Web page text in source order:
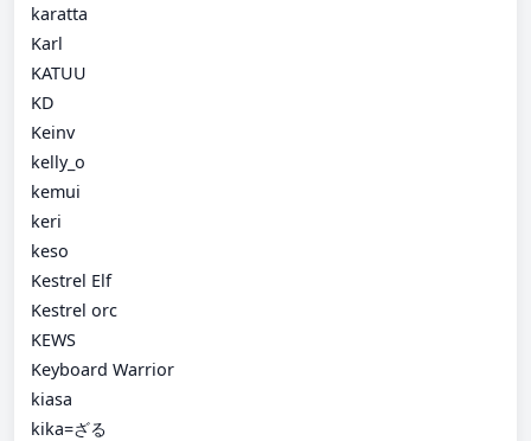
karatta
Karl
KATUU
KD
Keinv
kelly_o
kemui
keri
keso
Kestrel Elf
Kestrel orc
KEWS
Keyboard Warrior
kiasa
kika=ざる